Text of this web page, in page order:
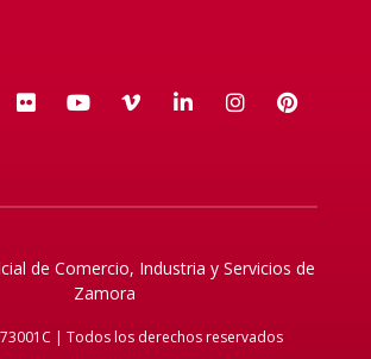
FlickrYouTube
VimeoLinkedIn
de Comercio, Industria y Servicios de
Zamora
| Todos los derechos reservados